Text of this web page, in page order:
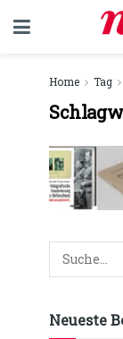
Home Tag
Neueste